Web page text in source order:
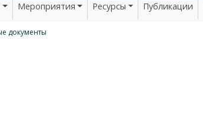
Мероприятия Ресурсы Публикации
документы